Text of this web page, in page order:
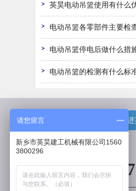
英昊电动吊篮使用有什么
电动吊篮停电后做什么措
电动吊篮的检测有什么标
走进
请您留言
新乡市英昊建工机械有限公司1560
3800296